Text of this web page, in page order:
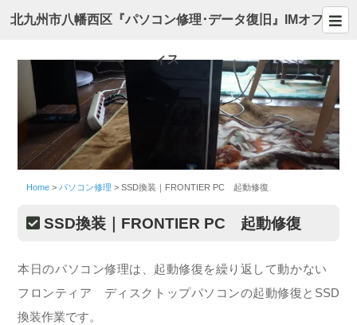
北九州市八幡西区『パソコン修理･データ復旧』IMオフ
ィス
Home > パソコン修理 >SSD換装｜FRONTIER PC 起動修復
SSD換装｜FRONTIER PC 起動修復
本日のパソコン修理は、起動修復を繰り返して動かない
フロンティア ディスクトップパソコンの起動修復とSSD
換装作業です。